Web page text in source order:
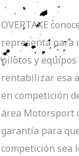
OVERTAKE
representa para
pilotos y equipos
rentabilizar esa
en competición
área Motorsport
garantía para
competición sea